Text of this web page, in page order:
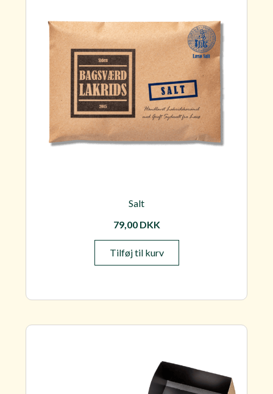
Salt
79,00 DKK
Tilføj til kurv